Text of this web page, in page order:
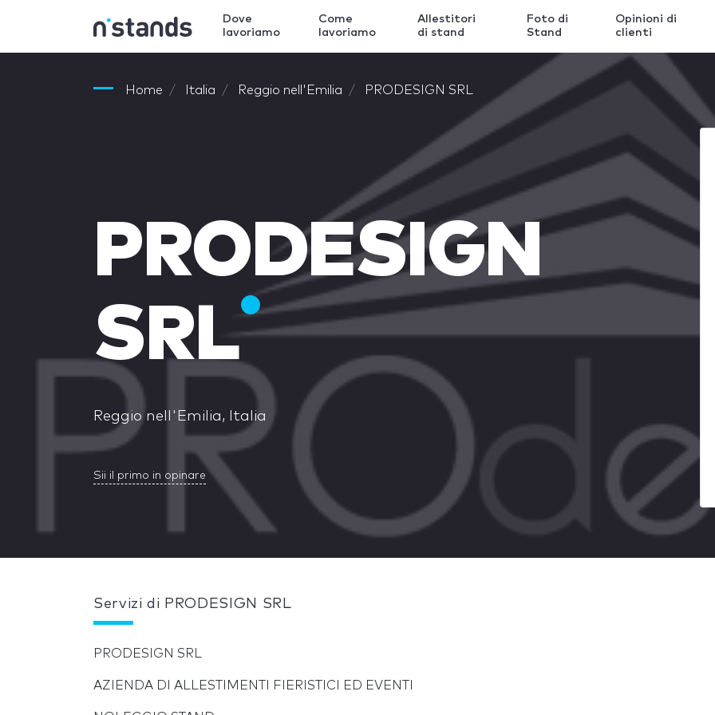
Dove
lavoriamo
Come
lavoriamo
Allestitori
di stand
Foto di
Stand
Opinioni di
clienti
Home Italia Reggio nell'Emilia PRODESIGN SRL
PRODESIGN
SRL
Reggio nell'Emilia, Italia
Sii il primo in opinare
Servizi di PRODESIGN SRL
PRODESIGN SRL
AZIENDA DI ALLESTIMENTI FIERISTICI ED EVENTI